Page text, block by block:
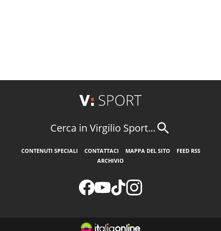
Cerca in Virgilio Sport...
CONTENUTI SPECIALI CONTATTACI MAPPA DEL SITO
FEED RSS
ARCHIVIO